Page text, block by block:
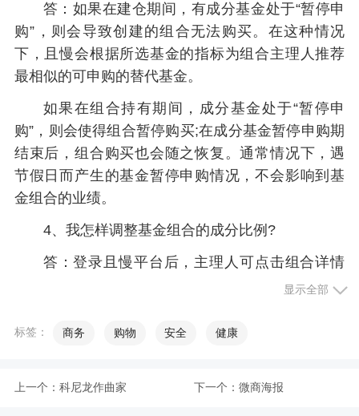
答：如果在建仓期间，有成分基金处于“暂停申
购”，则会导致创建的组合无法购买。在这种情况
下，且慢会根据所选基金的指标为组合主理人推荐
最相似的可申购的替代基金。
如果在组合持有期间，成分基金处于“暂停申
购”，则会使得组合暂停购买;在成分基金暂停申购期
结束后，组合购买也会随之恢复。通常情况下，遇
节假日而产生的基金暂停申购情况，不会影响到基
金组合的业绩。
4、我怎样调整基金组合的成分比例?
答：登录且慢平台后，主理人可点击组合详情
页面里的调仓按钮进行组合调仓。主理人只能调整
农历新年第一个来啦，这次我们根据大家的反
复，祝大家投资愉快，牛年大吉！
显示全部
标签： 商务 购物 安全 健康
上一个： 科尼龙作曲家 下一个： 微商海报